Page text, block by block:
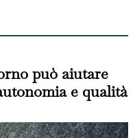
può aiutare
e qualità